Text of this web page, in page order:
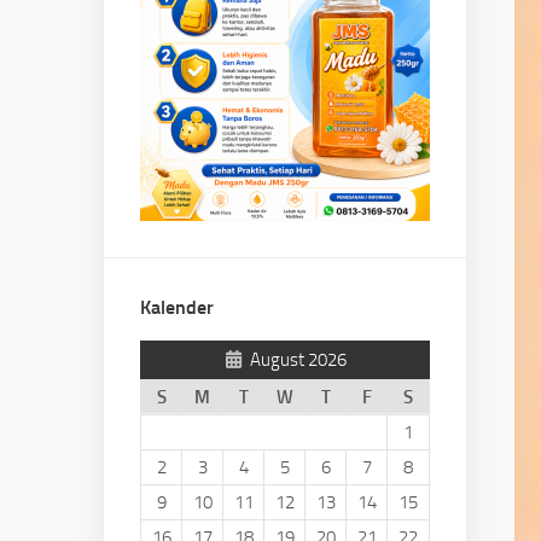
Kalender
August 2026
S
M T W T F
S
1
2
3 4 5 6 7
8
9
10 11 12 13 14
15